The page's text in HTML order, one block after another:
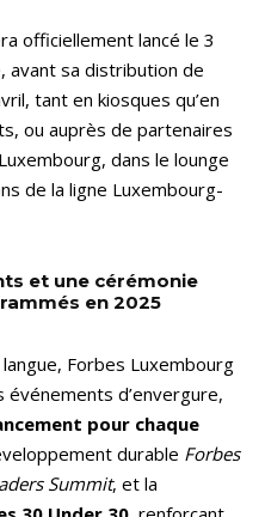
officiellement lancé le 3
avant sa distribution de
tant en kiosques qu’en
ou auprès de partenaires
dans le lounge
de la ligne Luxembourg-
et une cérémonie
en 2025
Forbes Luxembourg
événements d’envergure,
pour chaque
durable Forbes
Summit, et la